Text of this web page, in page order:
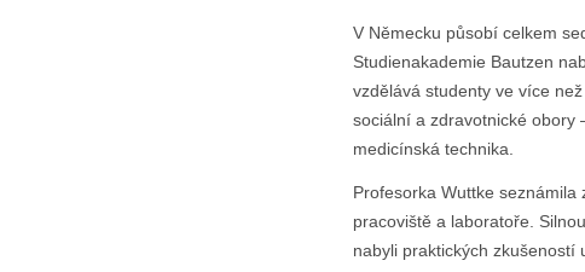
V Německu působí celkem
Studienakademie Bautzen
vzdělává studenty ve více
sociální a zdravotnické obory
medicínská technika.
Profesorka Wuttke
pracoviště a laboratoře.
nabyli praktických zkušeností